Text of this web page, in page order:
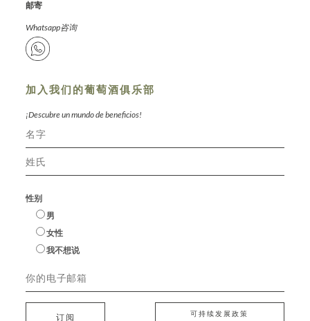
邮寄
Whatsapp咨询
加入我们的葡萄酒俱乐部
¡Descubre un mundo de beneficios!
性别
男
女性
我不想说
订阅 可持续发展政策